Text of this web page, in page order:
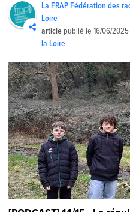
La FRAP Fédération des
Loire
article publié le16/06/2025
la Loire